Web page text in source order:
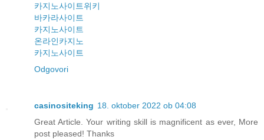
카지노사이트위키
바카라사이트
카지노사이트
온라인카지노
카지노사이트
Odgovori
casinositeking 18. oktober 2022 ob 04:08
Great Article. Your writing skill is magnificent as ever, More
post pleased! Thanks